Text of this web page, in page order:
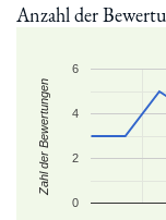
Anzahl der
0
2
4
6
Zahl der Bewertungen